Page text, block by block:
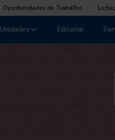
Oportunidades de Trabalho
Unidades Editorial